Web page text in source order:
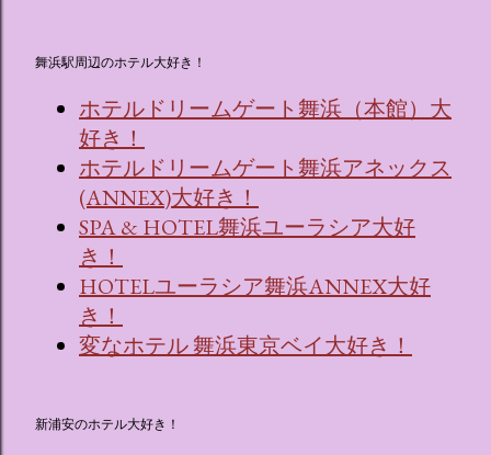
舞浜駅周辺のホテル大好き！
ホテルドリームゲート舞浜（本館）大
好き！
ホテルドリームゲート舞浜アネックス
(ANNEX)大好き！
SPA & HOTEL舞浜ユーラシア大好
き！
HOTELユーラシア舞浜ANNEX大好
き！
変なホテル 舞浜東京ベイ大好き！
新浦安のホテル大好き！